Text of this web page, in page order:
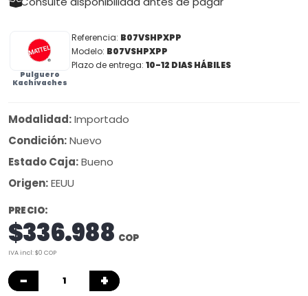
Pulguero
Kachivaches
Referencia: B07VSHPXPP
Modelo: B07VSHPXPP
Plazo de entrega: 10-12 DIAS HÁBILES
Modalidad:Importado
Condición:Nuevo
Estado Caja:Bueno
Origen:EEUU
PRECIO:
$336.988 COP
IVA incl: $0 COP
− +